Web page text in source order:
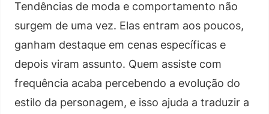
Tendências de moda e comportamento não
surgem de uma vez. Elas entram aos poucos,
ganham destaque em cenas específicas e
depois viram assunto. Quem assiste com
frequência acaba percebendo a evolução do
estilo da personagem, e isso ajuda a traduzir a